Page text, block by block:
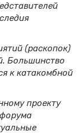
(раскопок)
Большинство
к катакомбной
проекту